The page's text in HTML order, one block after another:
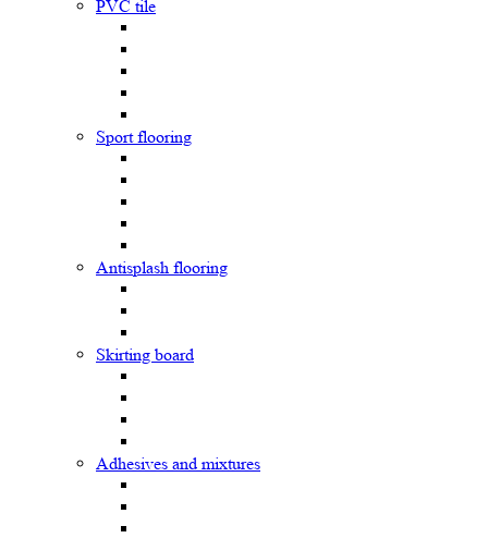
PVC tile
Sport flooring
Antisplash flooring
Skirting board
Adhesives and mixtures